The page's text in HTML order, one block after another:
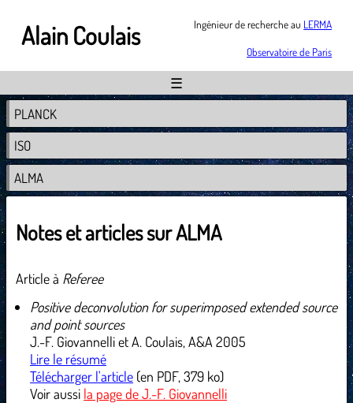
Alain Coulais Ingénieur de recherche au LERMA
Observatoire de Paris
☰
PLANCK
ISO
ALMA
Notes et articles sur ALMA
Article à Referee
Positive deconvolution for superimposed extended source
and point sources
J.-F. Giovannelli et A. Coulais, A&A 2005
Lire le résumé
Télécharger l'article (en PDF, 379 ko)
Voir aussi la page de J.-F. Giovannelli